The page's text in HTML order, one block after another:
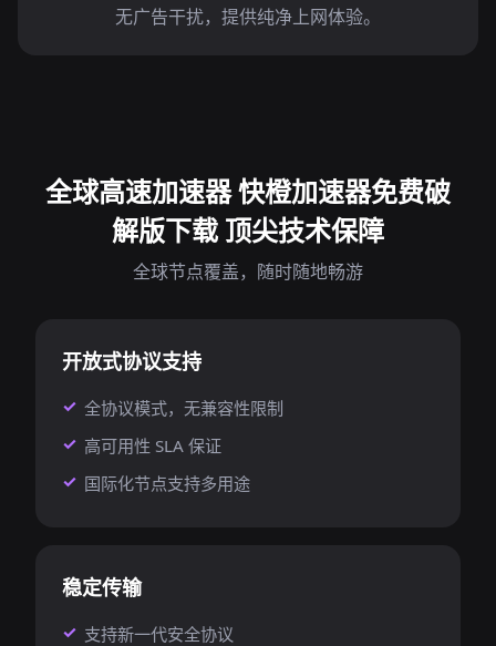
无广告干扰，提供纯净上网体验。
全球高速加速器 快橙加速器免费破
解版下载 顶尖技术保障
全球节点覆盖，随时随地畅游
开放式协议支持
全协议模式，无兼容性限制
高可用性 SLA 保证
国际化节点支持多用途
稳定传输
支持新一代安全协议